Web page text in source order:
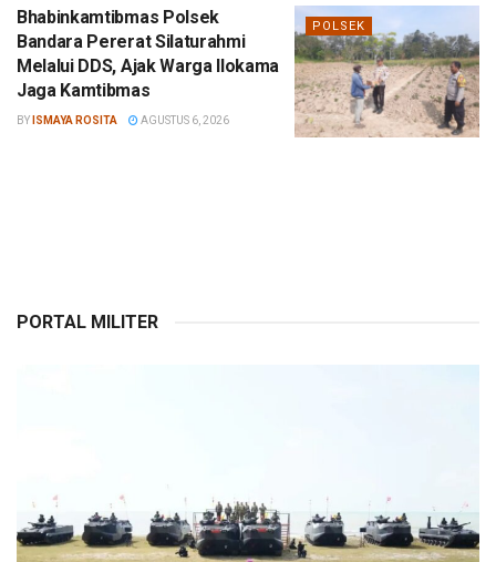
POLSEK
Bhabinkamtibmas Polsek
Bandara Pererat Silaturahmi
Melalui DDS, Ajak Warga Ilokama
Jaga Kamtibmas
BY ISMAYA ROSITA AGUSTUS 6, 2026
PORTAL MILITER